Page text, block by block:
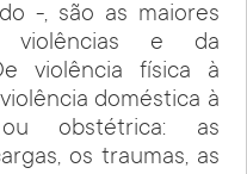
-, são as maiores
violências e da
violência física à
doméstica à
obstétrica: as
os traumas, as